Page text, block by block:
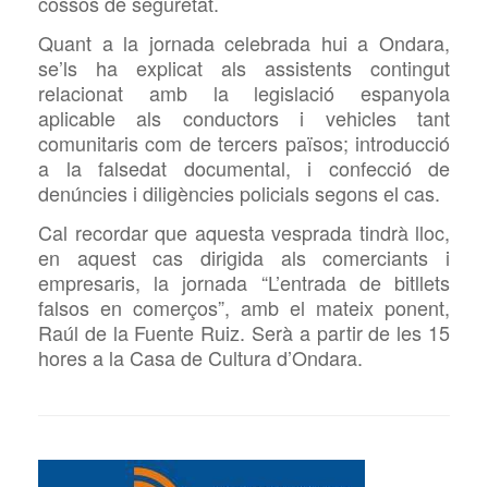
Quant a la jornada celebrada hui a Ondara,
se’ls ha explicat als assistents contingut
relacionat amb la legislació espanyola
aplicable als conductors i vehicles tant
comunitaris com de tercers països; introducció
a la falsedat documental, i confecció de
denúncies i diligències policials segons el cas.
Cal recordar que aquesta vesprada tindrà lloc,
en aquest cas dirigida als comerciants i
empresaris, la jornada “L’entrada de bitllets
falsos en comerços”, amb el mateix ponent,
Raúl de la Fuente Ruiz. Serà a partir de les 15
hores a la Casa de Cultura d’Ondara.